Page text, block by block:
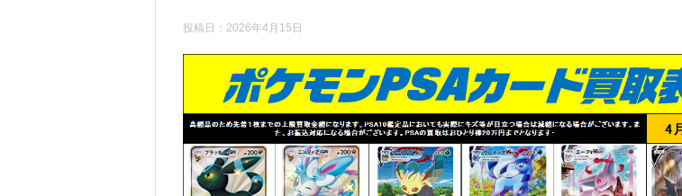
投稿日： 2026年4月15日